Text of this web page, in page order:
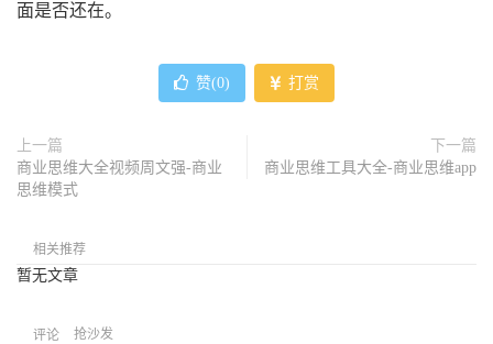
面是否还在。
赞(0) 打赏
上一篇
商业思维大全视频周文强-商业
思维模式
下一篇
商业思维工具大全-商业思维app
相关推荐
暂无文章
评论 抢沙发